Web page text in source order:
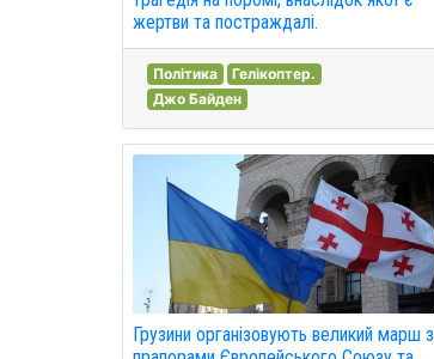
жертви та постраждалі.
Політика
Гелікоптер.
Джо Байден
Грузини організовують великий марш з